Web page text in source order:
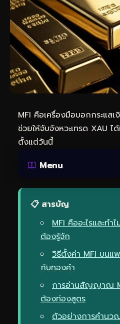
MFI คือเครื่องมือบอกกระแส
ช่วยให้จับจังหวะเทรด XAU ไ
ตั้งแต่วันนี้
Menu
📋 สารบัญ
MFI คืออะไรและท
ต้องรู้จัก
วิธีตั้งค่า MFI บนแพ
กับทองคำ
การอ่านสัญญาณ
ต้องท่องสูตร
ตัวอย่างการคำนว